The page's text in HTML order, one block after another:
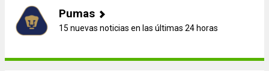
Pumas
15 nuevas noticias en las últimas 24 horas